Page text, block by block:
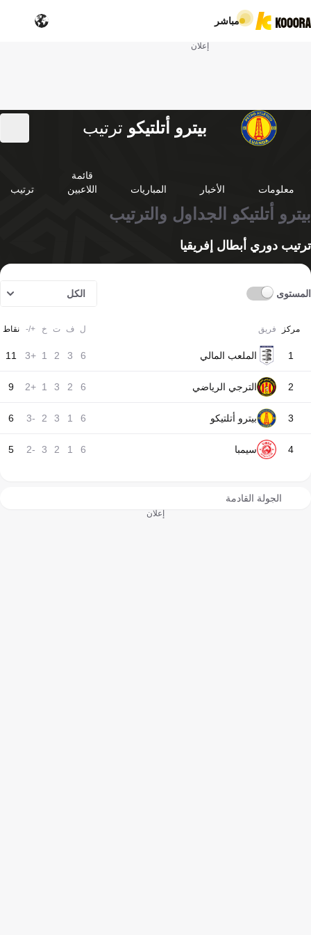
مباشر
إعلان
بيترو أتلتيكو ترتيب
معلومات الأخبار المباريات
قائمة
اللاعبين
ترتيب
بيترو أتلتيكو الجداول والترتيب
ترتيب دوري أبطال إفريقيا
المستوى الكل
مركز فريق ل ف ت خ +/- نقاط
1 الملعب المالي 6
3
2
1
+3
11
2 الترجي الرياضي 6
2
3
1
+2
9
3 بيترو أتلتيكو 6
1
3
2
-3
6
4 سيمبا 6
1
2
3
-2
5
الجولة القادمة
إعلان